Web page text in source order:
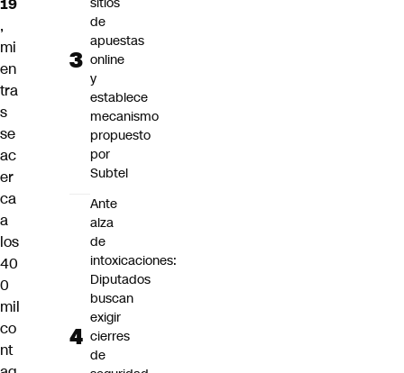
,
mi
en
tra
s
se
ac
er
ca
a
los
40
0
mil
co
nt
de
apuestas
online
y
establece
mecanismo
propuesto
por
Subtel
Ante
alza
de
intoxicaciones:
Diputados
buscan
exigir
cierres
de